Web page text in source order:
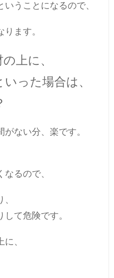
うことになるので、
ます。
上に、
った場合は、
ない分、楽です。
るので、
て危険です。
、